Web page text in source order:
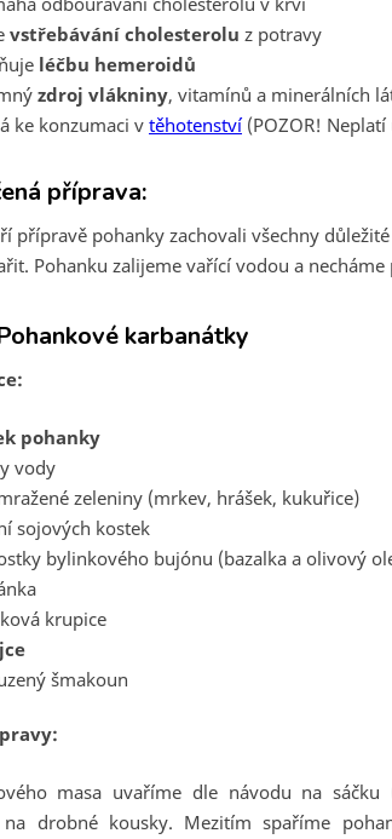
vstřebávání cholesterolu z potravy
léčbu hemeroidů
zdroj vlákniny, vitamínů a minerálních
ke konzumaci v těhotenství(POZOR!
příprava:
přípravě pohanky zachovali všechny
Pohanku zalijeme vařící vodou a
karbanátky
pohanky
vody
zeleniny (mrkev, hrášek, kukuřice)
sojových kostek
bylinkového bujónu (bazalka a olivový
krupice
šmakoun
masa uvaříme dle návodu na
na drobné kousky. Mezitím spaříme